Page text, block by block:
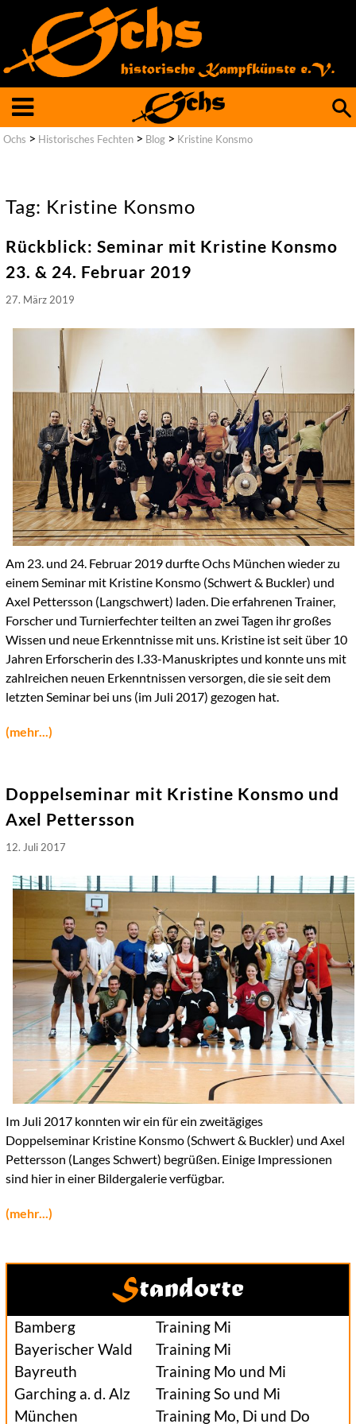
nach:
Ochs > Historisches Fechten > Blog > Kristine Konsmo
Tag: Kristine Konsmo
Rückblick: Seminar mit Kristine Konsmo
23. & 24. Februar 2019
27. März 2019
Am 23. und 24. Februar 2019 durfte Ochs München wieder zu
einem Seminar mit Kristine Konsmo (Schwert & Buckler) und
Axel Pettersson (Langschwert) laden. Die erfahrenen Trainer,
Forscher und Turnierfechter teilten an zwei Tagen ihr großes
Wissen und neue Erkenntnisse mit uns. Kristine ist seit über 10
Jahren Erforscherin des I.33-Manuskriptes und konnte uns mit
zahlreichen neuen Erkenntnissen versorgen, die sie seit dem
letzten Seminar bei uns (im Juli 2017) gezogen hat.
(mehr...)
Doppelseminar mit Kristine Konsmo und
Axel Pettersson
12. Juli 2017
Im Juli 2017 konnten wir ein für ein zweitägiges
Doppelseminar Kristine Konsmo (Schwert & Buckler) und Axel
Pettersson (Langes Schwert) begrüßen. Einige Impressionen
sind hier in einer Bildergalerie verfügbar.
(mehr...)
Standorte
Bamberg
Training Mi
Bayerischer Wald
Training Mi
Bayreuth
Training Mo und Mi
Garching a. d. Alz
Training So und Mi
München
Training Mo, Di und Do